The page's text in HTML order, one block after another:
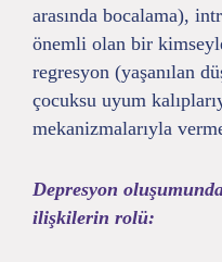
arasında bocalama),
önemli olan bir
regresyon (yaşanılan
çocuksu uyum
mekanizmalarıyla
Depresyon
ilişkilerin rolü: